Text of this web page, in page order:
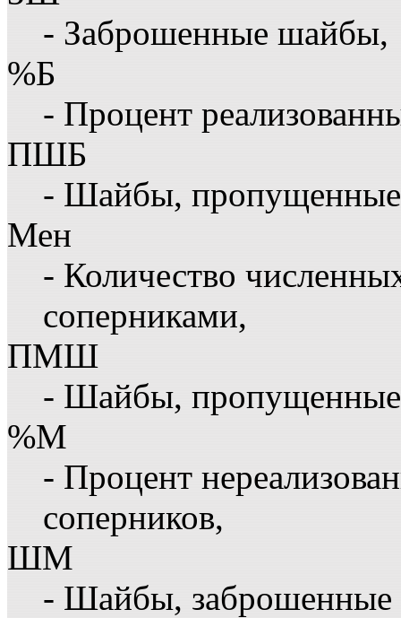
- Заброшенные шайбы,
%Б
- Процент
ПШБ
- Шайбы, пропущенные
Мен
- Количество
соперниками,
ПМШ
- Шайбы, пропущенные
%М
- Процент
соперников,
ШМ
- Шайбы, заброшенные